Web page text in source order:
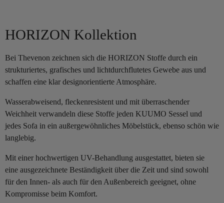
HORIZON Kollektion
Bei Thevenon zeichnen sich die HORIZON Stoffe durch ein
strukturiertes, grafisches und lichtdurchflutetes Gewebe aus und
schaffen eine klar designorientierte Atmosphäre.
Wasserabweisend, fleckenresistent und mit überraschender
Weichheit verwandeln diese Stoffe jeden KUUMO Sessel und
jedes Sofa in ein außergewöhnliches Möbelstück, ebenso schön wie
langlebig.
Mit einer hochwertigen UV-Behandlung ausgestattet, bieten sie
eine ausgezeichnete Beständigkeit über die Zeit und sind sowohl
für den Innen- als auch für den Außenbereich geeignet, ohne
Kompromisse beim Komfort.